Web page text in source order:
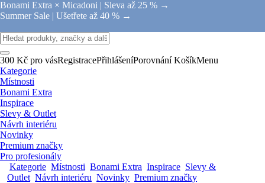
Bonami Extra × Micadoni | Sleva až 25 % →
Summer Sale | Ušetřete až 40 % →
300 Kč pro vásRegistracePřihlášeníPorovnání KošíkMenu
Kategorie
Místnosti
Bonami Extra
Inspirace
Slevy & Outlet
Návrh interiéru
Novinky
Premium značky
Pro profesionály
Kategorie Místnosti Bonami Extra Inspirace Slevy &
Outlet Návrh interiéru Novinky Premium značky